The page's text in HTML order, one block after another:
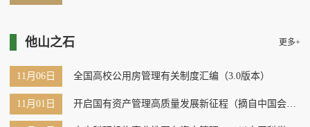
他山之石 更多+
11月06日 全国高校公用房管理有关制度汇编（3.0版本）
11月01日
开启国有资产管理高质量发展新征程（摘自中国会计
报）